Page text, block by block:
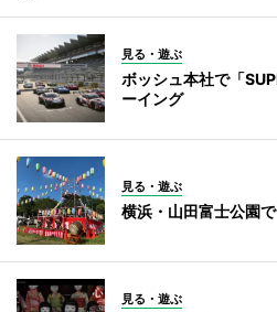
見る・遊ぶ
ボッシュ本社で「
ーイング
見る・遊ぶ
横浜・山田富士公園
見る・遊ぶ